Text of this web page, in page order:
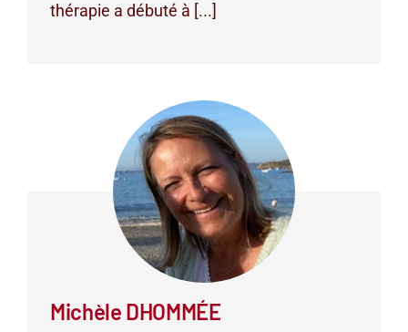
thérapie a débuté à [...]
Michèle DHOMMÉE